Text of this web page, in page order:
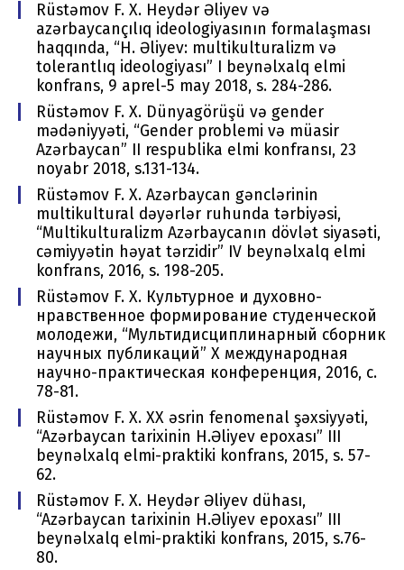
Rüstəmov F. X. Heydər Əliyev və
azərbaycançılıq ideologiyasının formalaşması
haqqında, “H. Əliyev: multikulturalizm və
tolerantlıq ideologiyası” I beynəlxalq elmi
konfrans, 9 aprel-5 may 2018, s. 284-286.
Rüstəmov F. X. Dünyagörüşü və gender
mədəniyyəti, “Gender problemi və müasir
Azərbaycan” II respublika elmi konfransı, 23
noyabr 2018, s.131-134.
Rüstəmov F. X. Azərbaycan gənclərinin
multikultural dəyərlər ruhunda tərbiyəsi,
“Multikulturalizm Azərbaycanın dövlət siyasəti,
cəmiyyətin həyat tərzidir” IV beynəlxalq elmi
konfrans, 2016, s. 198-205.
Rüstəmov F. X. Культурное и духовно-
нравственное формирование студенческой
молодежи, “Мультидисциплинарный сборник
научных публикаций” Х международная
научно-практическая конференция, 2016, с.
78-81.
Rüstəmov F. X. XX əsrin fenomenal şəxsiyyəti,
“Azərbaycan tarixinin H.Əliyev epoxası” III
beynəlxalq elmi-praktiki konfrans, 2015, s. 57-
62.
Rüstəmov F. X. Heydər Əliyev dühası,
“Azərbaycan tarixinin H.Əliyev epoxası” III
beynəlxalq elmi-praktiki konfrans, 2015, s.76-
80.